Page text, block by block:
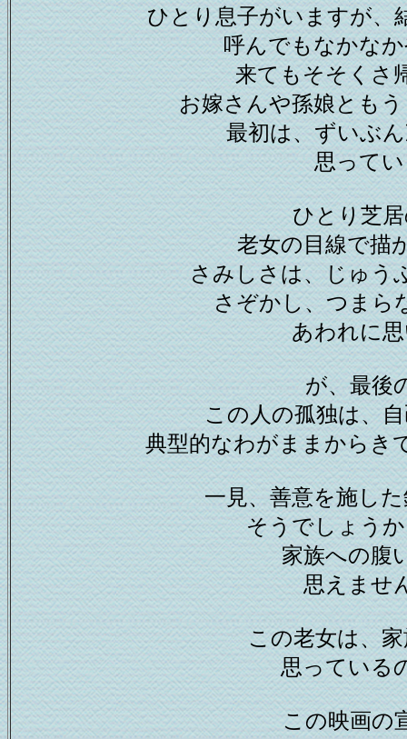
ひとり息子がいますが、
呼んでもなかな
来てもそそくさ
お嫁さんや孫娘とも
最初は、ずいぶ
思って
ひとり芝
老女の目線で描
さみしさは、じゅう
さぞかし、つまら
あわれに
が、最後
この人の孤独は、
典型的なわがままからき
一見、善意を施し
そうでしょう
家族への腹
思えませ
この老女は、
思っている
この映画の